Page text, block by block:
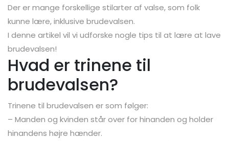
Der er mange forskellige stilarter af valse, som folk
kunne lære, inklusive brudevalsen.
I denne artikel vil vi udforske nogle tips til at lære at lave
brudevalsen!
Hvad er trinene til
brudevalsen?
Trinene til brudevalsen er som følger:
– Manden og kvinden står over for hinanden og holder
hinandens højre hænder.